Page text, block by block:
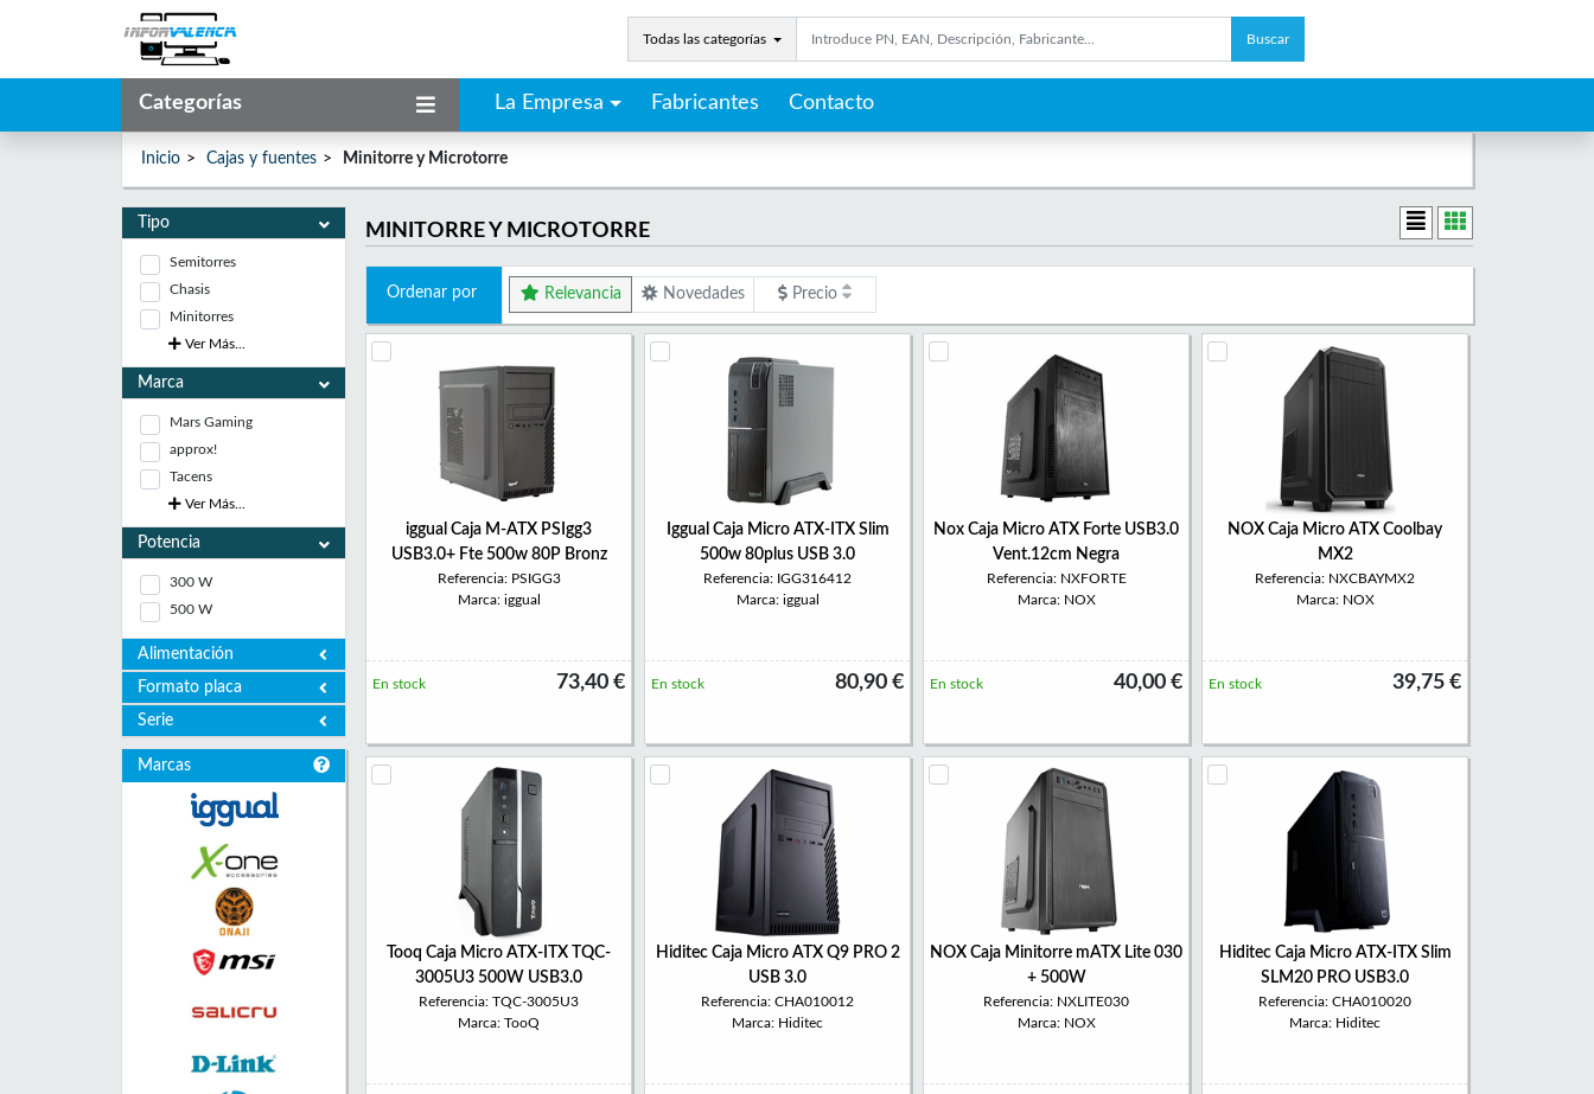
Todas las categorías Buscar
Categorías La Empresa Fabricantes Contacto
Inicio Cajas y fuentes Minitorre y Microtorre
Tipo
Semitorres
Chasis
Minitorres
Ver Más...
Marca
Mars Gaming
approx!
Tacens
Ver Más...
Potencia
300 W
500 W
Alimentación
Formato placa
Serie
Marcas
MINITORRE Y MICROTORRE
Ordenar por Relevancia Novedades Precio
iggual Caja M-ATX PSIgg3
USB3.0+ Fte 500w 80P Bronz
Referencia: PSIGG3
Marca: iggual
73,40 €
En stock
Iggual Caja Micro ATX-ITX Slim
500w 80plus USB 3.0
Referencia: IGG316412
Marca: iggual
80,90 €
En stock
Nox Caja Micro ATX Forte USB3.0
Vent.12cm Negra
Referencia: NXFORTE
Marca: NOX
40,00 €
En stock
NOX Caja Micro ATX Coolbay
MX2
Referencia: NXCBAYMX2
Marca: NOX
39,75 €
En stock
Tooq Caja Micro ATX-ITX TQC-
3005U3 500W USB3.0
Referencia: TQC-3005U3
Marca: TooQ
Hiditec Caja Micro ATX Q9 PRO 2
USB 3.0
Referencia: CHA010012
Marca: Hiditec
NOX Caja Minitorre mATX Lite 030
+ 500W
Referencia: NXLITE030
Marca: NOX
Hiditec Caja Micro ATX-ITX Slim
SLM20 PRO USB3.0
Referencia: CHA010020
Marca: Hiditec